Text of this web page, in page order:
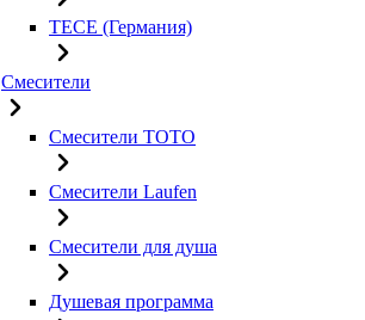
TECE (Германия)
Смесители
Смесители TOTO
Смесители Laufen
Смесители для душа
Душевая программа